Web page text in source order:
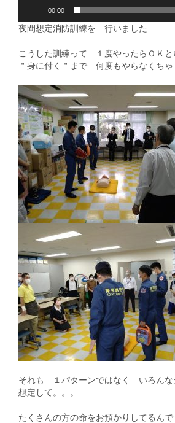
00:00
夜間想定消防訓練を 行いました
こうした訓練って １度やったらＯＫと
＂身に付く＂まで 何度もやらなくち
それも １パターンではなく いろんな
想定して。。。
たくさんの方の命をお預かりしてるんで